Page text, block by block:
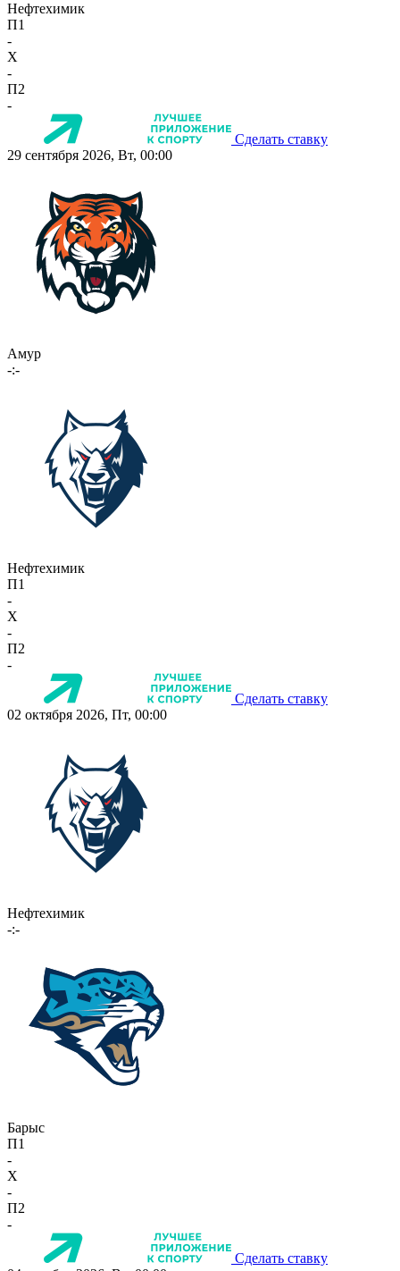
Нефтехимик
П1
-
X
-
П2
-
Сделать ставку
29 сентября 2026, Вт, 00:00
Амур
-:-
Нефтехимик
П1
-
X
-
П2
-
Сделать ставку
02 октября 2026, Пт, 00:00
Нефтехимик
-:-
Барыс
П1
-
X
-
П2
-
Сделать ставку